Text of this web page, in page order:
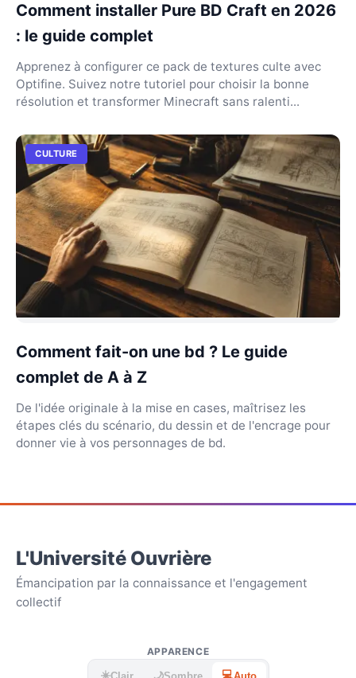
Comment installer Pure BD Craft en 2026
: le guide complet
Apprenez à configurer ce pack de textures culte avec
Optifine. Suivez notre tutoriel pour choisir la bonne
résolution et transformer Minecraft sans ralenti...
CULTURE
Comment fait-on une bd ? Le guide
complet de A à Z
De l'idée originale à la mise en cases, maîtrisez les
étapes clés du scénario, du dessin et de l'encrage pour
donner vie à vos personnages de bd.
L'Université Ouvrière
Émancipation par la connaissance et l'engagement
collectif
APPARENCE
☀️ 💻